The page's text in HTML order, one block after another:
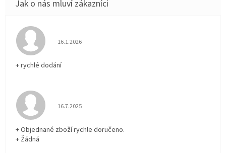
Hodnocení obchodu je 5 z 5 hvězdiček.
16.1.2026
+ rychlé dodání
Hodnocení obchodu je 5 z 5 hvězdiček.
16.7.2025
+ Objednané zboží rychle doručeno.
+ Žádná